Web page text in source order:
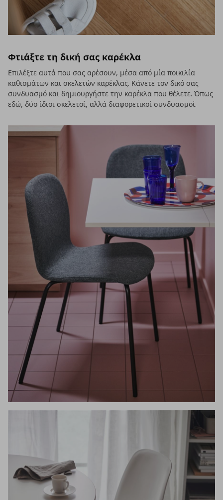
Φτιάξτε τη δική σας καρέκλα
Επιλέξτε αυτά που σας αρέσουν, μέσα από μία ποικιλία
καθισμάτων και σκελετών καρέκλας. Κάνετε τον δικό σας
συνδυασμό και δημιουργήστε την καρέκλα που θέλετε. Όπως
εδώ, δύο ίδιοι σκελετοί, αλλά διαφορετικοί συνδυασμοί.